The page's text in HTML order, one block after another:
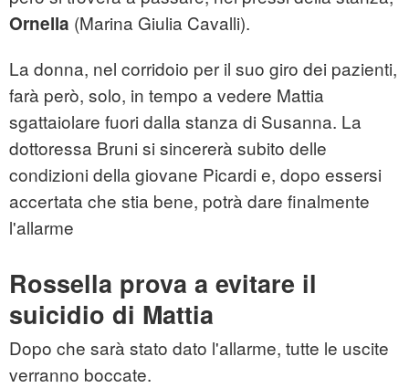
Ornella (Marina Giulia Cavalli).
La donna, nel corridoio per il suo giro dei pazienti,
farà però, solo, in tempo a vedere Mattia
sgattaiolare fuori dalla stanza di Susanna. La
dottoressa Bruni si sincererà subito delle
condizioni della giovane Picardi e, dopo essersi
accertata che stia bene, potrà dare finalmente
l'allarme
Rossella prova a evitare il
suicidio di Mattia
Dopo che sarà stato dato l'allarme, tutte le uscite
verranno boccate.